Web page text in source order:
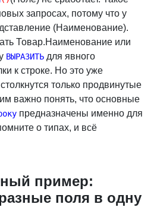
запросах, потому что у
(Наименование).
Товар.Наименование или
ВЫРАЗИТЬ для явного
к строке. Но это уже
только продвинутые
важно понять, что основные
предназначены именно для
о типах, и всё
пример:
поля в одну